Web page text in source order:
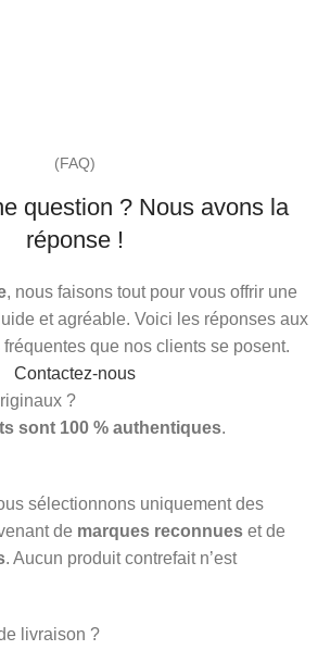
(FAQ)
question ? Nous avons la
réponse !
, nous faisons tout pour vous offrir une
et agréable. Voici les réponses aux
que nos clients se posent.
Contactez-nous
?
sont 100 % authentiques.
sélectionnons uniquement des
de marques reconnues et de
. Aucun produit contrefait n’est
livraison ?